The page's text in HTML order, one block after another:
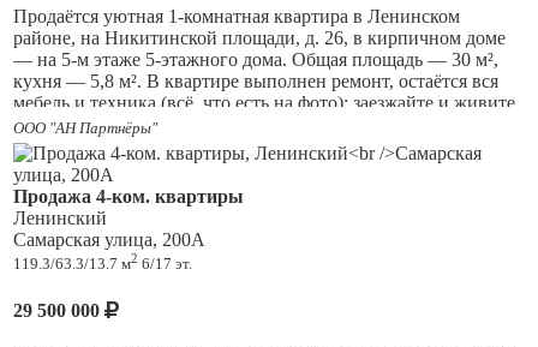
Быстрый выход на сделку. Ответственность агентства при
осуществлении профессиональной деятельности риэлтора
застрахована ОА АльфаСтрахование.
Продаётся уютная 1‑комнатная квартира в Ленинском
районе, на Никитинской площади, д. 26, в кирпичном доме
— на 5‑м этаже 5‑этажного дома. Общая площадь — 30 м²,
кухня — 5,8 м². В квартире выполнен ремонт, остаётся вся
мебель и техника (всё, что есть на фото): заезжайте и живите
без дополнительных трат. Окна выходят во двор — здесь
тихо, хорошая звукоизоляция. Соседи спокойные и
доброжелательные. Развитая инфраструктура: рядом
транспортная развязка, рынок, школа, детский сад,
поликлиника. До Волги — 20 минут прогулочным шагом.
Квартира не сдавалась в аренду, никто не проживает и не
прописан. Один взрослый собственник, без долгов и
обременений. Продажа свободная, подходит под ипотеку. В
подарок новому собственнику — сертификат в Hoff на 50
000 рублей. Для покупателей — бесплатное юридическое
ООО "АН Партнёры"
Продажа 4-ком. квартиры
Ленинский
Самарская улица, 200А
119.3/63.3/13.7 м2 6/17 эт.
29 500 000